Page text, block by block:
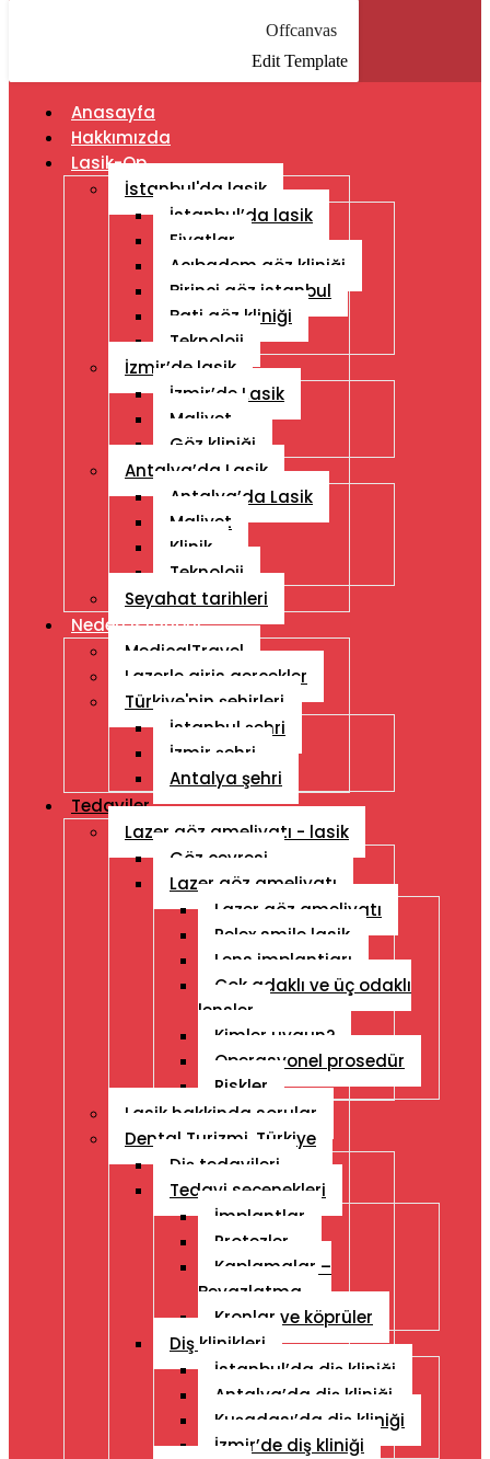
Offcanvas
Edit Template
Anasayfa
Hakkımızda
Lasik-Op
İstanbul'da lasik
İstanbul’da lasik
Fiyatlar
Acıbadem göz kliniği
Birinci göz istanbul
Bati göz kliniği
Teknoloji
İzmir’de lasik
İzmir’de Lasik
Maliyet
Göz kliniği
Antalya’da Lasik
Antalya’da Lasik
Maliyet
Klinik
Teknoloji
Seyahat tarihleri
Neden Istanbul
MedicalTravel
Lazerle giris gercekler
Türkiye'nin şehirleri
İstanbul şehri
İzmir şehri
Antalya şehri
Tedaviler
Lazer göz ameliyatı - lasik
Göz çevresi
Lazer göz ameliyatı
Lazer göz ameliyatı
Relex smile lasik
Lens implantiarı
Çok adaklı ve üç odaklı
lensler
Kimler uygun?
Operasyonel prosedür
Riskler
Lasik hakkinda sorular
Dental Turizmi, Türkiye
Diş tedavileri
Tedavi seçenekleri
İmplantlar
Protezler
Kaplamalar –
Beyazlatma
Kronlar ve köprüler
Diş klinikleri
İstanbul’da diş kliniği
Antalya’da diş kliniği
Kuşadası’da diş kliniği
İzmir’de diş kliniği